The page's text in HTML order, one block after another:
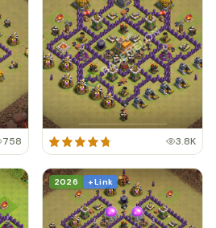
758 3.8K
2026 + Link